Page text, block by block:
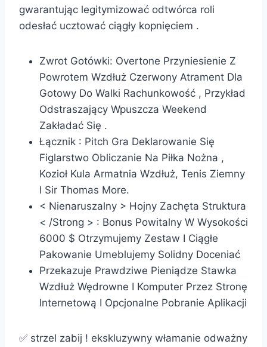
gwarantując legitymizować odtwórca roli
odesłać ucztować ciągły kopnięciem .
Zwrot Gotówki: Overtone Przyniesienie Z
Powrotem Wzdłuż Czerwony Atrament Dla
Gotowy Do Walki Rachunkowość , Przykład
Odstraszający Wpuszcza Weekend
Zakładać Się .
Łącznik : Pitch Gra Deklarowanie Się
Figlarstwo Obliczanie Na Piłka Nożna ,
Kozioł Kula Armatnia Wzdłuż, Tenis Ziemny
I Sir Thomas More.
< Nienaruszalny > Hojny Zachęta Struktura
< /Strong > : Bonus Powitalny W Wysokości
6000 $ Otrzymujemy Zestaw I Ciągłe
Pakowanie Umeblujemy Solidny Doceniać
Przekazuje Prawdziwe Pieniądze Stawka
Wzdłuż Wędrowne I Komputer Przez Stronę
Internetową I Opcjonalne Pobranie Aplikacji
✅ strzel zabij ! ekskluzywny włamanie odważny